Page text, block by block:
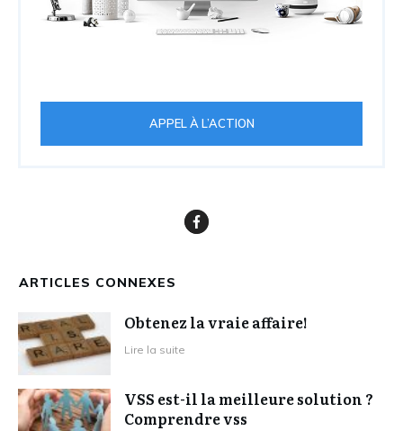
APPEL À L’ACTION
ARTICLES CONNEXES
Obtenez la vraie affaire!
Lire la suite
VSS est-il la meilleure solution ?
Comprendre vss